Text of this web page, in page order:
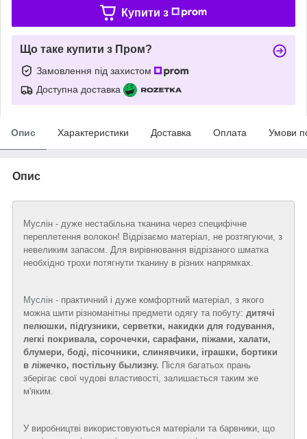
Купити з
Що таке купити з Пром?
Замовлення під захистом
Доступна доставка
Опис Характеристики Доставка Оплата Умови
Опис
Муслін - дуже нестабільна тканина через специфічне
переплетення волокон! Відрізаємо матеріал, не розтягуючи, з
невеликим запасом. Для вирівнювання відрізаного шматка
необхідно трохи потягнути тканину в різних напрямках.
Муслін - практичний і дуже комфортний матеріал, з якого
можна шити різноманітны предмети одягу та побуту: дитячі
пелюшки, підгузники, серветки, накидки для годування,
легкі покривала, сорочечки, сарафани, піжами, халати,
блумери, боді, пісочники, слинявчики, іграшки, бортики
в ліжечко, постільну былизну. Після багатьох прань
зберігає свої чудові властивості, залишається таким же
м'яким.
У виробництві використовуються матеріали та барвники, що